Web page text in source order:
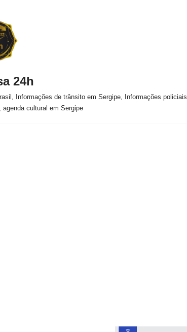
24h
Informações de trânsito em Sergipe, Informações policiais
cultural em Sergipe